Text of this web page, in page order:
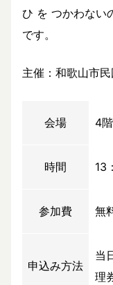
ひ を つかわない
です。
主催：和歌山市
会場 4
時間 13
参加費 無
申込み方法
当
理